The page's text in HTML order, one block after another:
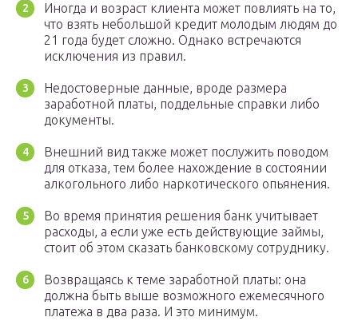
Иногда и возраст клиента может повлиять на то,
что взять небольшой кредит молодым людям до
21 года будет сложно. Однако встречаются
исключения из правил.
Недостоверные данные, вроде размера
заработной платы, поддельные справки либо
документы.
Внешний вид также может послужить поводом
для отказа, тем более нахождение в состоянии
алкогольного либо наркотического опьянения.
Во время принятия решения банк учитывает
расходы, а если уже есть действующие займы,
стоит об этом сказать банковскому сотруднику.
Возвращаясь к теме заработной платы: она
должна быть выше возможного ежемесячного
платежа в два раза. И это минимум.